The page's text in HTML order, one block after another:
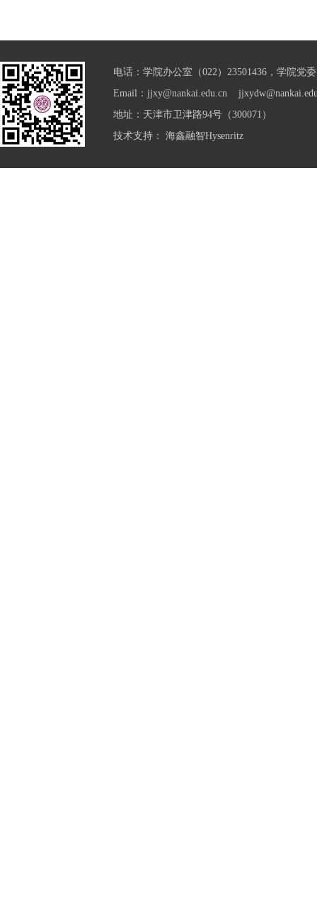
电话：学院办公室（022）23501436，学院党
Email：jjxy@nankai.edu.cn
地址：天津市卫津路94号（300071）
技术支持： 海鑫融智Hysenritz